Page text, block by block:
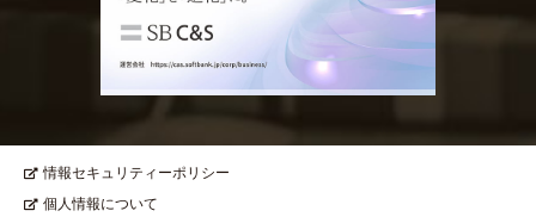
情報セキュリティーポリシー
個人情報について